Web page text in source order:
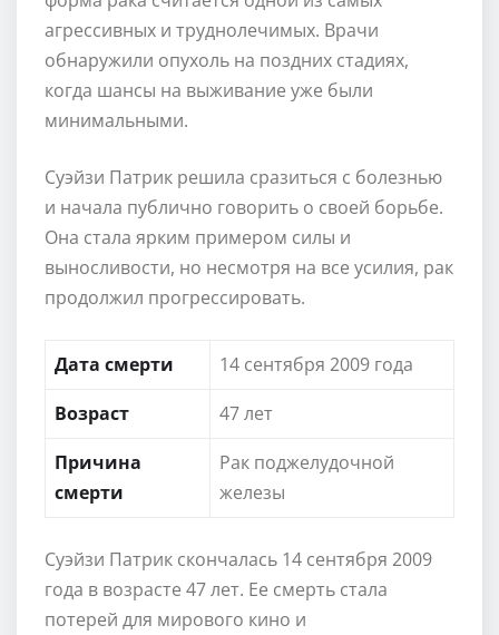
агрессивных и труднолечимых. Врачи
обнаружили опухоль на поздних стадиях,
когда шансы на выживание уже были
минимальными.
Суэйзи Патрик решила сразиться с болезнью
и начала публично говорить о своей борьбе.
Она стала ярким примером силы и
выносливости, но несмотря на все усилия, рак
продолжил прогрессировать.
Дата смерти
14 сентября 2009 года
Возраст
47 лет
Причина
смерти
Рак поджелудочной
железы
Суэйзи Патрик скончалась 14 сентября 2009
года в возрасте 47 лет. Ее смерть стала
потерей для мирового кино и